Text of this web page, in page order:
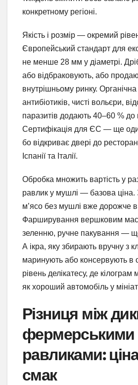
конкретному регіоні.
Якість і розмір — окремий
Європейський стандарт для
не менше 28 мм у діаметрі.
або відбраковують, або
внутрішньому ринку. Органічна
антибіотиків, чисті вольєри,
паразитів додають 40–60 % до
Сертифікація для ЄС — ще
бо відкриває двері до
Іспанії та Італії.
Обробка множить вартість у
равлик у мушлі — базова
м’ясо без мушлі вже дорожче в
Фарширування вершковим
зеленню, ручне пакування —
А ікра, яку збирають вручну з
маринують або консервують в
рівень делікатесу, де
як хороший автомобіль у
Різниця між
фермерськими
равликами:
смак